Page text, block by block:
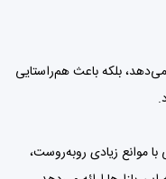
می‌دهد، بلکه باعث هم‌راستایی
موانع زیادی روبه‌روست،